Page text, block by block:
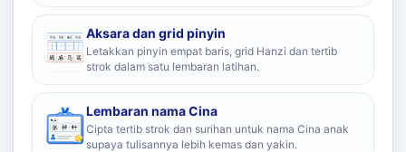
Aksara dan grid pinyin
Letakkan pinyin empat baris, grid Hanzi dan tertib
strok dalam satu lembaran latihan.
Lembaran nama Cina
Cipta tertib strok dan surihan untuk nama Cina anak
supaya tulisannya lebih kemas dan yakin.